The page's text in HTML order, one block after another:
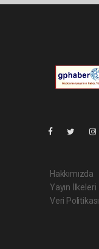
Hakkımızda
Yayın İlkeleri
Veri Politikası